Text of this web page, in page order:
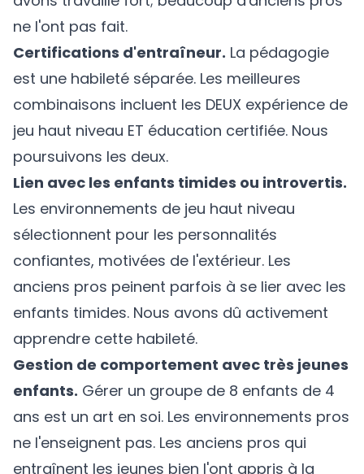
ne l'ont pas fait.
Certifications d'entraîneur. La pédagogie
est une habileté séparée. Les meilleures
combinaisons incluent les DEUX expérience de
jeu haut niveau ET éducation certifiée. Nous
poursuivons les deux.
Lien avec les enfants timides ou introvertis.
Les environnements de jeu haut niveau
sélectionnent pour les personnalités
confiantes, motivées de l'extérieur. Les
anciens pros peinent parfois à se lier avec les
enfants timides. Nous avons dû activement
apprendre cette habileté.
Gestion de comportement avec très jeunes
enfants. Gérer un groupe de 8 enfants de 4
ans est un art en soi. Les environnements pros
ne l'enseignent pas. Les anciens pros qui
entraînent les jeunes bien l'ont appris à la